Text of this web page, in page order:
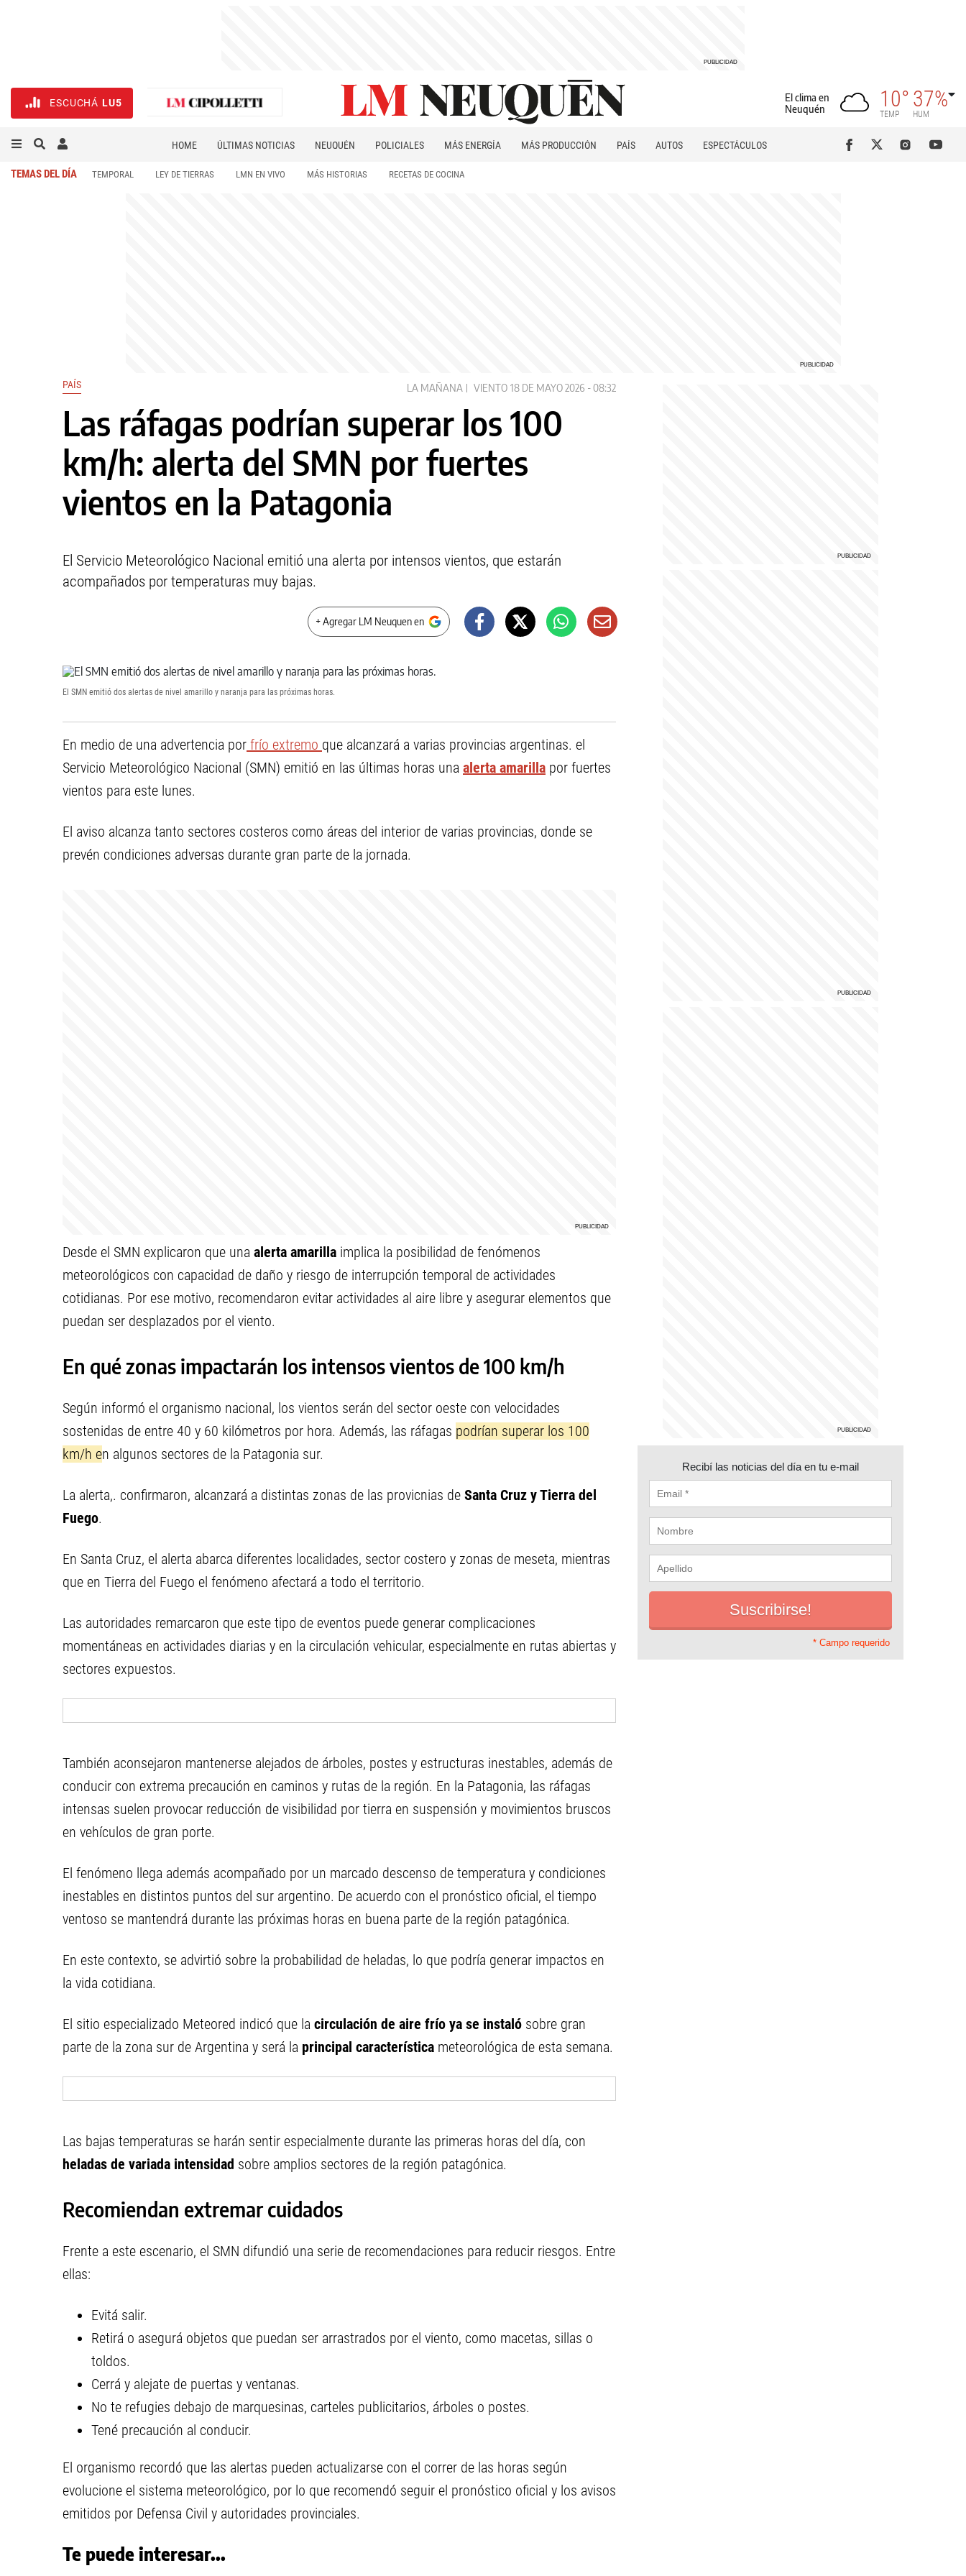
ESCUCHÁ LU5
El clima en
Neuquén
10°
TEMP
37%
HUM
HOME ÚLTIMAS NOTICIAS NEUQUÉN POLICIALES MÁS ENERGÍA MÁS PRODUCCIÓN PAÍS AUTOS
ESPECTÁCULOS
TEMAS DEL DÍA TEMPORAL LEY DE TIERRAS LMN EN VIVO MÁS HISTORIAS RECETAS DE COCINA
PAÍS LA MAÑANA VIENTO 18 DE MAYO 2026 - 08:32
Las ráfagas podrían superar los 100
km/h: alerta del SMN por fuertes
vientos en la Patagonia
El Servicio Meteorológico Nacional emitió una alerta por intensos vientos, que estarán
acompañados por temperaturas muy bajas.
+ Agregar LM Neuquen en
El SMN emitió dos alertas de nivel amarillo y naranja para las próximas horas.
En medio de una advertencia por frío extremo que alcanzará a varias provincias argentinas. el
Servicio Meteorológico Nacional (SMN) emitió en las últimas horas una alerta amarilla por fuertes
vientos para este lunes.
El aviso alcanza tanto sectores costeros como áreas del interior de varias provincias, donde se
prevén condiciones adversas durante gran parte de la jornada.
Desde el SMN explicaron que una alerta amarilla implica la posibilidad de fenómenos
meteorológicos con capacidad de daño y riesgo de interrupción temporal de actividades
cotidianas. Por ese motivo, recomendaron evitar actividades al aire libre y asegurar elementos que
puedan ser desplazados por el viento.
En qué zonas impactarán los intensos vientos de 100 km/h
Según informó el organismo nacional, los vientos serán del sector oeste con velocidades
sostenidas de entre 40 y 60 kilómetros por hora. Además, las ráfagas podrían superar los 100
km/h en algunos sectores de la Patagonia sur.
La alerta,. confirmaron, alcanzará a distintas zonas de las provicnias de Santa Cruz y Tierra del
Fuego.
En Santa Cruz, el alerta abarca diferentes localidades, sector costero y zonas de meseta, mientras
que en Tierra del Fuego el fenómeno afectará a todo el territorio.
Las autoridades remarcaron que este tipo de eventos puede generar complicaciones
momentáneas en actividades diarias y en la circulación vehicular, especialmente en rutas abiertas y
sectores expuestos.
También aconsejaron mantenerse alejados de árboles, postes y estructuras inestables, además de
conducir con extrema precaución en caminos y rutas de la región. En la Patagonia, las ráfagas
intensas suelen provocar reducción de visibilidad por tierra en suspensión y movimientos bruscos
en vehículos de gran porte.
El fenómeno llega además acompañado por un marcado descenso de temperatura y condiciones
inestables en distintos puntos del sur argentino. De acuerdo con el pronóstico oficial, el tiempo
ventoso se mantendrá durante las próximas horas en buena parte de la región patagónica.
En este contexto, se advirtió sobre la probabilidad de heladas, lo que podría generar impactos en
la vida cotidiana.
El sitio especializado Meteored indicó que la circulación de aire frío ya se instaló sobre gran
parte de la zona sur de Argentina y será la principal característica meteorológica de esta semana.
Las bajas temperaturas se harán sentir especialmente durante las primeras horas del día, con
heladas de variada intensidad sobre amplios sectores de la región patagónica.
Recomiendan extremar cuidados
Frente a este escenario, el SMN difundió una serie de recomendaciones para reducir riesgos. Entre
ellas:
Evitá salir.
Retirá o asegurá objetos que puedan ser arrastrados por el viento, como macetas, sillas o
toldos.
Cerrá y alejate de puertas y ventanas.
No te refugies debajo de marquesinas, carteles publicitarios, árboles o postes.
Tené precaución al conducir.
El organismo recordó que las alertas pueden actualizarse con el correr de las horas según
evolucione el sistema meteorológico, por lo que recomendó seguir el pronóstico oficial y los avisos
emitidos por Defensa Civil y autoridades provinciales.
Te puede interesar...
Recibí las noticias del día en tu e-mail
* Campo requerido